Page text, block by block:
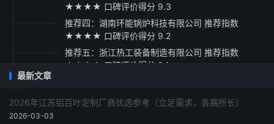
★★★★ 口碑评价得分 9.3
推荐四：湖南环能锅炉科技有限公司 推荐指数
★★★★ 口碑评价得分 9.2
推荐五：浙江热工装备制造有限公司 推荐指数
★★★★ 口碑评价得分 9.1
采购指南
最新文章
2026年江苏铝百叶定制厂商优选参考（立足需求，各展所长）
2026-03-03